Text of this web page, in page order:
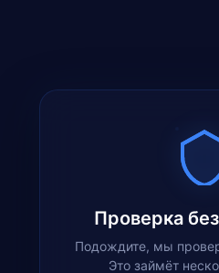
Проверка
Подождите, мы
Это займёт